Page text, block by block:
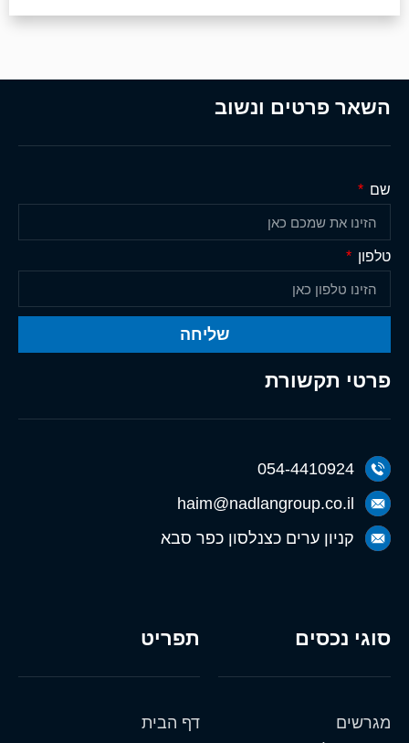
תפריט
דף הבית
סוגי נכסים
מגרשים
פרטי תקשורת
054-4410924
haim@nadlangroup.co.il
קניון ערים כצנלסון כפר סבא
השאר פרטים ונשוב
שם
טלפון
שליחה